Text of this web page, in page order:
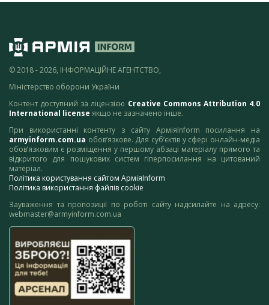
© 2018 - 2026, ІНФОРМАЦІЙНЕ АГЕНТСТВО,
Міністерство оборони України
Контент доступний за ліцензією Creative Commons Attribution 4.0
International license якщо не зазначено інше.
При використанні контенту з сайту АрміяInform посилання на
armyinform.com.ua обов’язкове. Для суб’єктів у сфері онлайн-медіа
обов’язковим є розміщення у першому абзаці матеріалу прямого та
відкритого для пошукових систем гіперпосилання на цитований
матеріал.
Політика користування сайтом АрміяInform
Політика використання файлів cookie
Зауваження та пропозиції по роботі сайту надсилайте на адресу:
webmaster@armyinform.com.ua